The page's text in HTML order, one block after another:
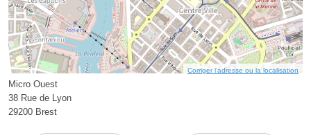
Corriger l’adresse ou la localisation
Micro Ouest
38 Rue de Lyon
29200 Brest